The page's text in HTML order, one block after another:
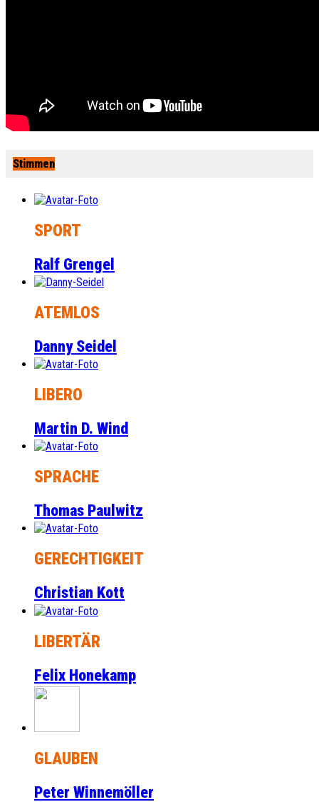
Stimmen
SPORT
Ralf Grengel
ATEMLOS
Danny Seidel
LIBERO
Martin D. Wind
SPRACHE
Thomas Paulwitz
GERECHTIGKEIT
Christian Kott
LIBERTÄR
Felix Honekamp
GLAUBEN
Peter Winnemöller